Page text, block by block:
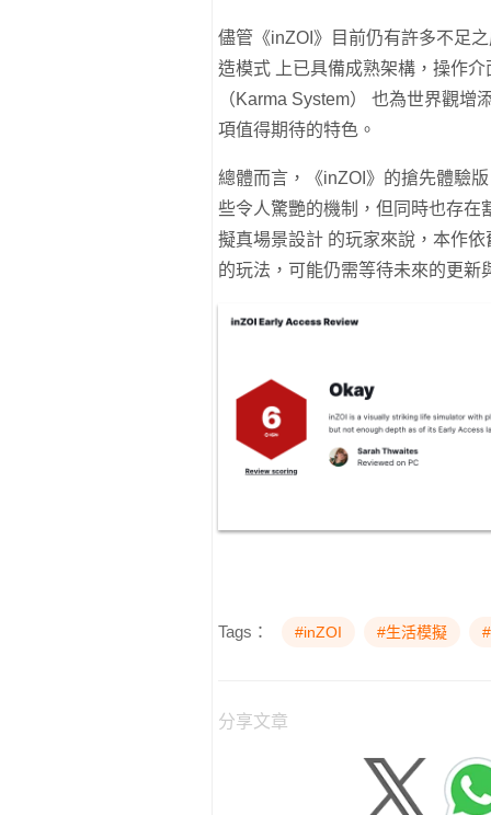
儘管《inZOI》目前仍有許多不足
造模式 上已具備成熟架構，操作
（Karma System） 也為世界觀
項值得期待的特色。
總體而言，《inZOI》的搶先體驗
些令人驚艷的機制，但同時也存在
擬真場景設計 的玩家來說，本作
的玩法，可能仍需等待未來的更新
Tags： #inZOI #生活模擬
分享文章